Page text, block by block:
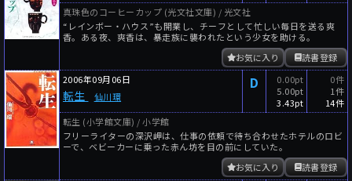
真珠色のコーヒーカップ (光文社文庫) / 光文社
“レインボー・ハウス”も開業し、チーフとして忙しい毎日を送る爽
香。ある夜、爽香は、暴走族に襲われたという少女を助ける。
読書登録
お気に入り
2006年09月06日
転生 仙川環
D
0.00pt
5.00pt
3.43pt
0件
1件
14件
転生 (小学館文庫) / 小学館
フリーライターの深沢岬は、仕事の依頼で待ち合わせたホテルのロビ
ーで、ベビーカーに乗った赤ん坊を目の前にしていた。
読書登録
お気に入り